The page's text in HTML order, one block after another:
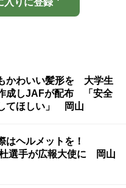
かわいい髪形を 大学生
成しJAFが配布 「安全
てほしい」 岡山
はヘルメットを！
選手が広報大使に 岡山